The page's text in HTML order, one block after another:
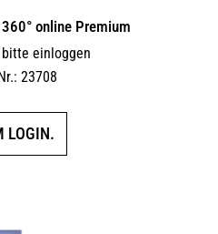
online Premium
einloggen
23708
LOGIN.